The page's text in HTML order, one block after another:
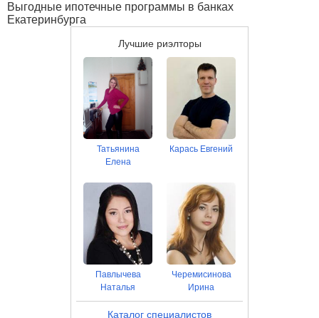
Выгодные ипотечные программы в банках
Екатеринбурга
Лучшие риэлторы
Татьянина
Елена
Карась Евгений
Павлычева
Наталья
Черемисинова
Ирина
Каталог специалистов